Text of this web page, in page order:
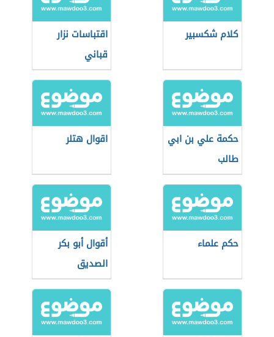
كلام شكسبير
اقتباسات نزار
قباني
حكمة علي بن ابي
طالب
اقوال هتلر
حكم علماء
أقوال أبو بكر
الصديق